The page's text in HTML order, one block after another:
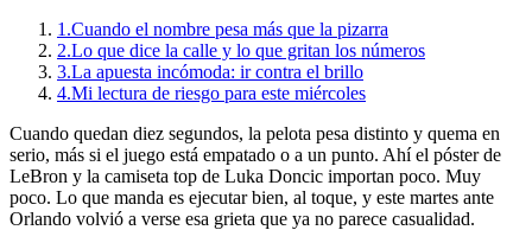
1.Cuando el nombre pesa más que la pizarra
2.Lo que dice la calle y lo que gritan los números
3.La apuesta incómoda: ir contra el brillo
4.Mi lectura de riesgo para este miércoles
Cuando quedan diez segundos, la pelota pesa distinto y quema en
serio, más si el juego está empatado o a un punto. Ahí el póster de
LeBron y la camiseta top de Luka Doncic importan poco. Muy
poco. Lo que manda es ejecutar bien, al toque, y este martes ante
Orlando volvió a verse esa grieta que ya no parece casualidad.